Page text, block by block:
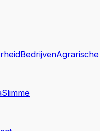
BedrijvenAgrarische
Slimme